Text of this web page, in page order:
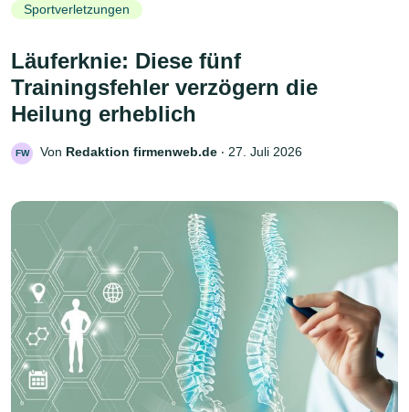
Sportverletzungen
Läuferknie: Diese fünf
Trainingsfehler verzögern die
Heilung erheblich
FW Von Redaktion firmenweb.de ‧ 27. Juli 2026